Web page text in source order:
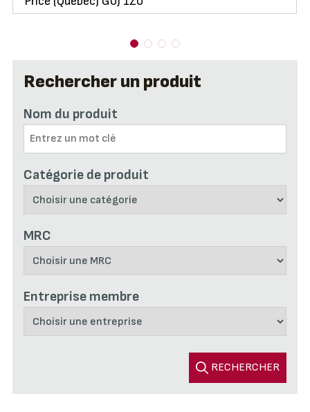
Rechercher un produit
Nom du produit
Catégorie de produit
MRC
Entreprise membre
RECHERCHER